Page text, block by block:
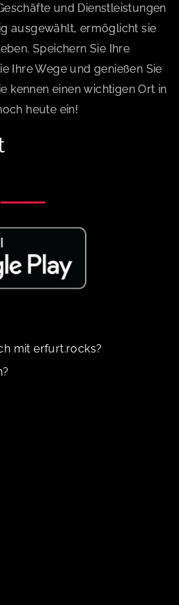
und Dienstleistungen
ausgewählt, ermöglicht sie
Speichern Sie Ihre
Ihre Wege und genießen Sie
kennen einen wichtigen Ort in
heute ein!
mit erfurt.rocks?